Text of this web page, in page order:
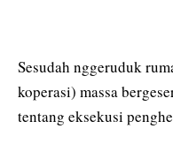
Sesudah nggeruduk
koperasi) massa
tentang eksekusi